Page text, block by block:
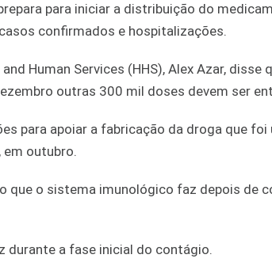
para iniciar a distribuição do
confirmados e hospitalizações.
Human Services (HHS), Alex Azar, disse
outras 300 mil doses devem ser
para apoiar a fabricação da droga que
em outubro.
que o sistema imunológico faz depois de
durante a fase inicial do contágio.